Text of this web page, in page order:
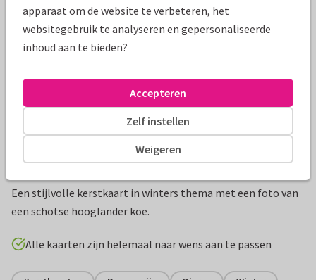
Productinformatie
Een stijlvolle kerstkaart in winters thema met een foto van
een schotse hooglander koe.
Alle kaarten zijn helemaal naar wens aan te passen
apparaat om de website te verbeteren, het
websitegebruik te analyseren en gepersonaliseerde
inhoud aan te bieden?
Weigeren
Zelf instellen
Accepteren